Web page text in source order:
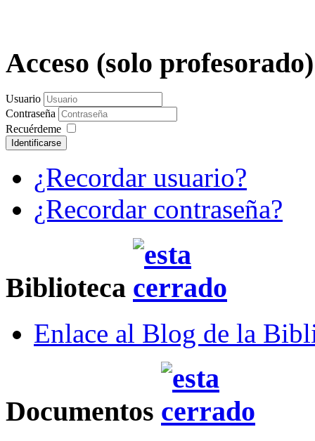
Acceso (solo
Usuario
Contraseña
Recuérdeme
Identificarse
¿Recordar usuario?
¿Recordar contraseña?
Biblioteca
Enlace al Blog de la
Documentos